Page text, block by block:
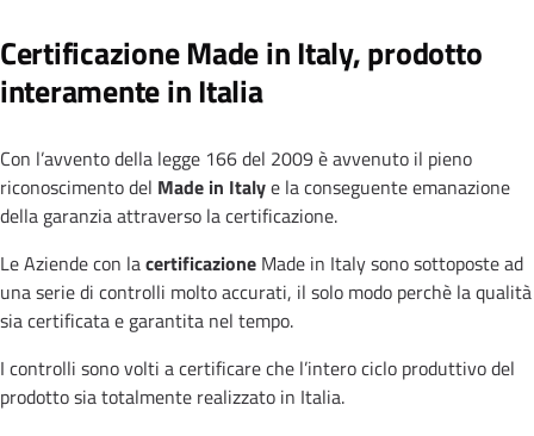
Certificazione Made in Italy, prodotto
interamente in Italia
Con l’avvento della legge 166 del 2009 è avvenuto il pieno
riconoscimento del Made in Italye la conseguente emanazione
della garanzia attraverso la certificazione.
Le Aziende con lacertificazione Made in Italy sono sottoposte ad
una serie di controlli molto accurati, il solo modo perchè la qualità
sia certificata e garantita nel tempo.
I controlli sono volti a certificare che l’intero ciclo produttivo del
prodotto sia totalmente realizzato in Italia.